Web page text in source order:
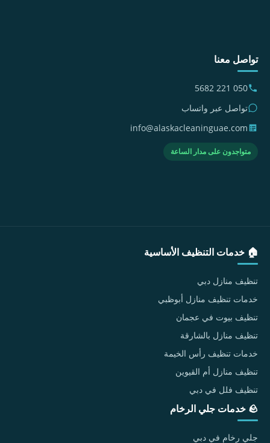
تواصل معنا
050 221 5682
تواصل عبر واتساب
info@alaskacleaninguae.com
متواجدون على مدار الساعة
🏠 خدمات التنظيف الأساسية
تنظيف منازل دبي
خدمات تنظيف منازل أبوظبي
تنظيف بيوت في عجمان
تنظيف منازل بالشارقة
خدمات تنظيف رأس الخيمة
تنظيف منازل أم القيوين
تنظيف فلل في دبي
🪨 خدمات جلي الرخام
جلي رخام في دبي